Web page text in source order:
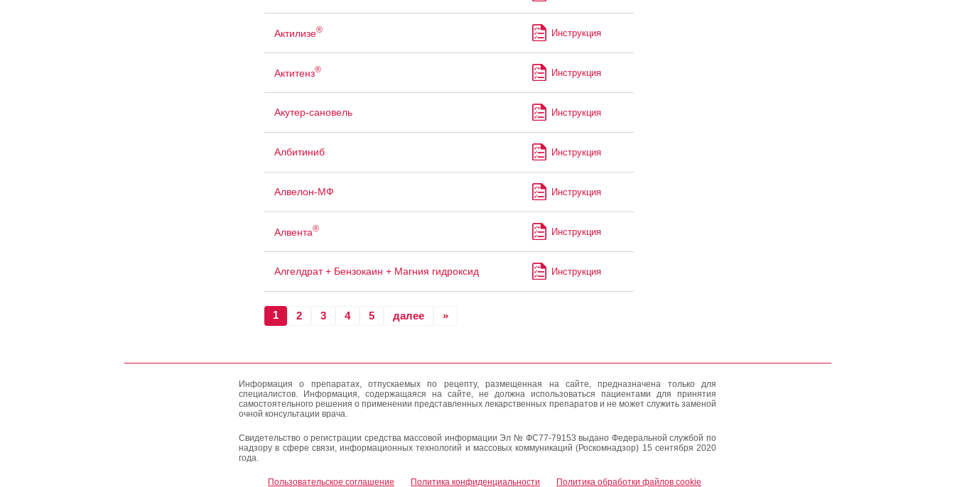
Актилизе® Инструкция
Актитенз® Инструкция
Акутер-сановель Инструкция
Албитиниб Инструкция
Алвелон-МФ Инструкция
Алвента® Инструкция
Алгелдрат + Бензокаин + Магния гидроксид Инструкция
1 2 3 4 5 далее »
Информация о препаратах, отпускаемых по рецепту, размещенная на сайте, предназначена только для
специалистов. Информация, содержащаяся на сайте, не должна использоваться пациентами для принятия
самостоятельного решения о применении представленных лекарственных препаратов и не может служить заменой
очной консультации врача.
Свидетельство о регистрации средства массовой информации Эл № ФС77-79153 выдано Федеральной службой по
надзору в сфере связи, информационных технологий и массовых коммуникаций (Роскомнадзор) 15 сентября 2020
года.
Пользовательское соглашение Политика конфиденциальности Политика обработки файлов cookie